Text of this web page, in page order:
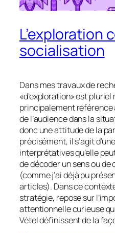
L’exploration
socialisation
Dans mes travaux de
«d’exploration» est
principalement référence
de l’audience dans la
donc une attitude de la
précisément, il s’agit
interprétatives qu’elle
de décoder un sens ou
(comme j’ai déjà pu
articles). Dans ce
stratégie, repose sur
attentionnelle curieuse
Vétel définissent de la